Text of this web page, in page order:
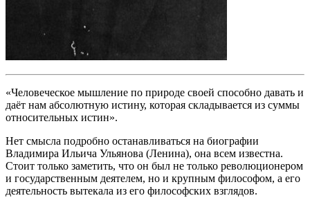
«Человеческое мышление по природе своей способно давать и
даёт нам абсолютную истину, которая складывается из суммы
относительных истин».
Нет смысла подробно останавливаться на биографии
Владимира Ильича Ульянова (Ленина), она всем известна.
Стоит только заметить, что он был не только революционером
и государственным деятелем, но и крупным философом, а его
деятельность вытекала из его философских взглядов.